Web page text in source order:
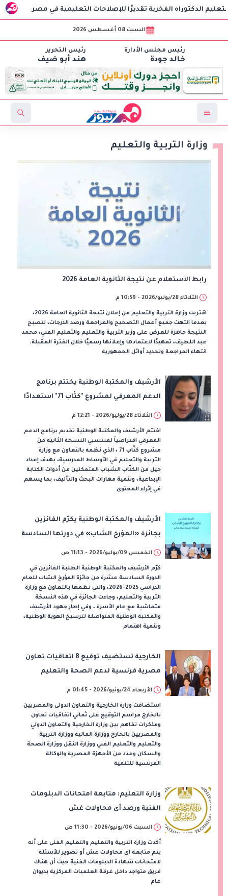
وزارة الصحة تستقبل اكتر من 71 مليون الفخرية تقديرًا للإصلاحات التعليمية في مصر
السبت 08 أغسطس 2026
رئيس مجلس الأدارة
خالد جودة
رئيس التحرير
هند أبو ضيف
وزارة التربية والتعليم
رابط الاستعلام عن نتيجة الثانوية العامة 2026
الثلاثاء 28/يوليو/2026 - 10:59 م
اقتربت وزارة التربية والتعليم من إعلان نتيجة الثانوية العامة 2026،
بعدما انتهت جميع أعمال التصحيح والمراجعة ورصد الدرجات، لتصبح
النتيجة جاهزة للعرض على وزير التربية والتعليم والتعليم الفني، محمد
عبد اللطيف، تمهيدًا لاعتمادها وإعلانها رسميًا خلال الفترة المقبلة.
انتهاء المراجعة وتحديد أوائل الجمهورية
الأرشيف والمكتبة الوطنية يختتم برنامج
الدعم المعرفي لمشروع "كتّاب 71" استعدادًا
لإطلاق القصص الوطنية للطلبة
الثلاثاء 28/يوليو/2026 - 12:21 م
اختتم الأرشيف والمكتبة الوطنية تقديم برنامج الدعم
المعرفي افتراضياً لمنتسبي النسخة الثانية من
مشروع كتّاب 71 ، الذي نظمه بالتعاون مع وزارة
التربية والتعليم في الأوساط المدرسية، بهدف إعداد
جيل من الكتّاب الشباب المتمكنين من أدوات الكتابة
الإبداعية، وتنمية مهارات البحث والتأليف، بما يسهم
في إثراء المحتوى
الأرشيف والمكتبة الوطنية يكرّم الفائزين
بجائزة «المؤرخ الشاب» في دورتها السادسة
عشرة
الخميس 09/يوليو/2026 - 11:13 ص
كرّم الأرشيف والمكتبة الوطنية الطلبة الفائزين في
الدورة السادسة عشرة من جائزة المؤرخ الشاب للعام
الدراسي 2025-2026، والتي نظمها بالتعاون مع وزارة
التربية والتعليم، وجاءت الجائزة في هذه النسخة
متماشية مع عام الأسرة ، وفي إطار جهود الأرشيف
والمكتبة الوطنية المتواصلة لترسيخ الهوية الوطنية،
وتنمية اهتمام
الخارجية تستضيف توقيع 8 اتفاقيات تعاون
مصرية فرنسية لدعم الصحة والتعليم
والصناعة الخضراء
الأربعاء 24/يونيو/2026 - 01:45 م
استضافت وزارة الخارجية والتعاون الدولى والمصريين
بالخارج مراسم التوقيع على ثماني اتفاقيات تعاون
ومذكرات تفاهم بين وزارة الخارجية والتعاون الدولي
والمصريين بالخارج ووزارة المالية ووزارة التربية
والتعليم والتعليم الفني ووزارة النقل ووزارة الصحة
والسكان وعدد من الأجهزة المصرية والوكالة
الفرنسية للتنمية
وزارة التعليم: متابعة امتحانات الدبلومات
الفنية ورصد أى محاولات غش
السبت 06/يونيو/2026 - 11:30 ص
أكدت وزارة التربية والتعليم والتعليم الفنى على أنه
يتم متابعة اى محاولات غش أو تصوير للأسئلة
لامتحانات شهادة الدبلومات الفنية حيث أن هناك
فريق متواجد داخل غرفة العلميات المركزية بديوان
عام